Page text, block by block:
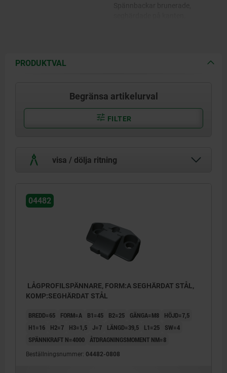
PRODUKTVAL
Begränsa artikelurval
FILTER
visa / dölja ritning
04482
LÅGPROFILSPÄNNARE, FORM:A SEGHÄRDAT STÅL,
KOMP:SEGHÄRDAT STÅL
BREDD=65 FORM=A B1=45 B2=25 GÄNGA=M8
HÖJD=7,5
H1=16
H2=7 H3=1,5 J=7 LÄNGD=39,5 L1=25
SW=4
SPÄNNKRAFT N=4000 ÅTDRAGNINGSMOMENT NM=8
Beställningsnummer: 04482-0808